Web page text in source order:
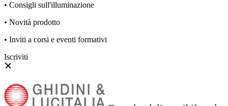
• Consigli sull'illuminazione
• Novità prodotto
• Inviti a corsi e eventi formativi
Iscriviti